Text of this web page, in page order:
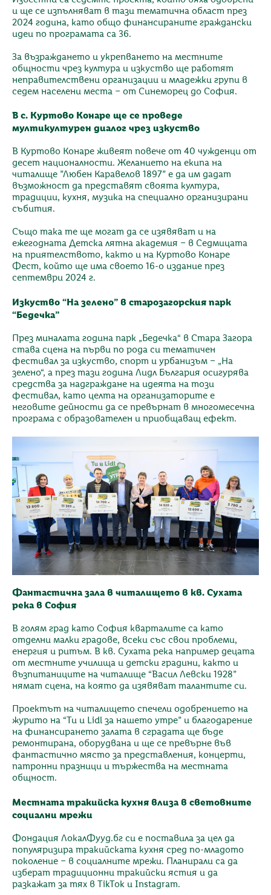
и ще се изпълняват в тази тематична област през
2024 година, като общо финансираните граждански
идеи по програмата са 36.
За възраждането и укрепването на местните
общности чрез култура и изкуство ще работят
неправителствени организации и младежки групи в
седем населени места – от Синеморец до София.
В с. Куртово Конаре ще се проведе
мултикултурен диалог чрез изкуство
В Куртово Конаре живеят повече от 40 чужденци от
десет националности. Желанието на екипа на
читалище ”Любен Каравелов 1897” е да им дадат
възможност да представят своята култура,
традиции, кухня, музика на специално организирани
събития.
Също така те ще могат да се изявяват и на
ежегодната Детска лятна академия – в Седмицата
на приятелството, както и на Куртово Конаре
Фест, който ще има своето 16-о издание през
септември 2024 г.
Изкуство “На зелено” в старозагорския парк
“Бедечка”
През миналата година парк „Бедечка“ в Стара Загора
става сцена на първи по рода си тематичен
фестивал за изкуство, спорт и урбанизъм – „На
зелено“, а през тази година Лидл България осигурява
средства за надграждане на идеята на този
фестивал, като целта на организаторите е
неговите дейности да се превърнат в многомесечна
програма с образователен и приобщаващ ефект.
Фантастична зала в читалището в кв. Сухата
река в София
В голям град като София кварталите са като
отделни малки градове, всеки със свои проблеми,
енергия и ритъм. В кв. Сухата река например децата
от местните училища и детски градини, както и
възпитаниците на читалище “Васил Левски 1928”
нямат сцена, на която да изявяват талантите си.
Проектът на читалището спечели одобрението на
журито на “Ти и Lidl за нашето утре” и благодарение
на финансирането залата в сградата ще бъде
ремонтирана, оборудвана и ще се превърне във
фантастично място за представления, концерти,
патронни празници и тържества на местната
общност.
Местната тракийска кухня влиза в световните
социални мрежи
Фондация ЛокалФууд.бг си е поставила за цел да
популяризира тракийската кухня сред по-младото
поколение – в социалните мрежи. Планирали са да
изберат традиционни тракийски ястия и да
разкажат за тях в TikTok и Instagram.